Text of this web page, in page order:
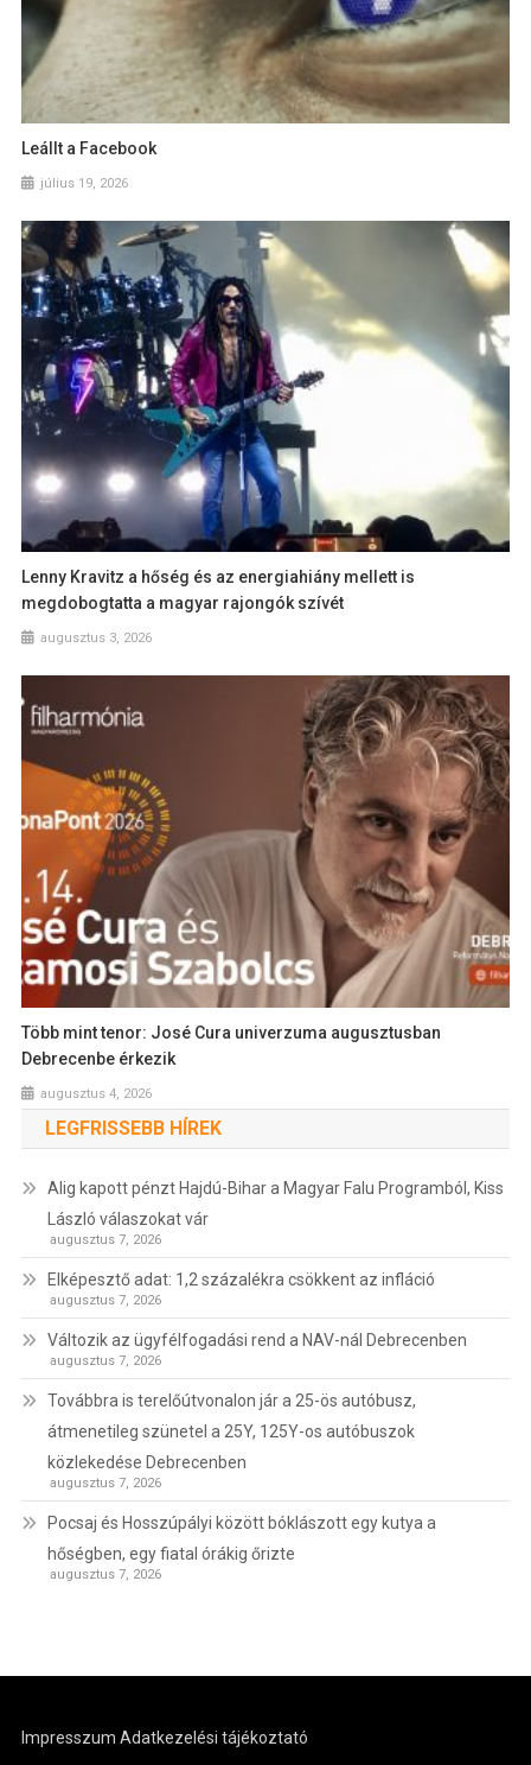
Leállt a Facebook
július 19, 2026
Lenny Kravitz a hőség és az energiahiány mellett is
megdobogtatta a magyar rajongók szívét
augusztus 3, 2026
Több mint tenor: José Cura univerzuma augusztusban
Debrecenbe érkezik
augusztus 4, 2026
LEGFRISSEBB HÍREK
Alig kapott pénzt Hajdú-Bihar a Magyar Falu Programból, Kiss
László válaszokat vár
augusztus 7, 2026
Elképesztő adat: 1,2 százalékra csökkent az infláció
augusztus 7, 2026
Változik az ügyfélfogadási rend a NAV-nál Debrecenben
augusztus 7, 2026
Továbbra is terelőútvonalon jár a 25-ös autóbusz,
átmenetileg szünetel a 25Y, 125Y-os autóbuszok
közlekedése Debrecenben
augusztus 7, 2026
Pocsaj és Hosszúpályi között bóklászott egy kutya a
hőségben, egy fiatal órákig őrizte
augusztus 7, 2026
Impresszum Adatkezelési tájékoztató